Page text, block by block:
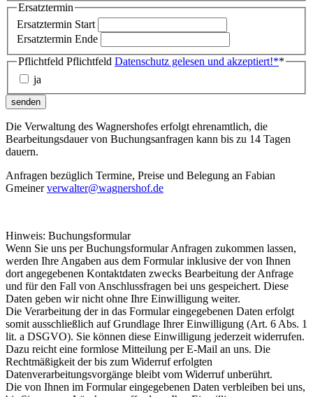
Ersatztermin
Ersatztermin Start
Ersatztermin Ende
Pflichtfeld Pflichtfeld Datenschutz gelesen und akzeptiert!**
ja
senden
Die Verwaltung des Wagnershofes erfolgt ehrenamtlich, die
Bearbeitungsdauer von Buchungsanfragen kann bis zu 14 Tagen
dauern.
Anfragen bezüglich Termine, Preise und Belegung an Fabian
Gmeinerverwalter@wagnershof.de
Hinweis: Buchungsformular
Wenn Sie uns per Buchungsformular Anfragen zukommen lassen,
werden Ihre Angaben aus dem Formular inklusive der von Ihnen
dort angegebenen Kontaktdaten zwecks Bearbeitung der Anfrage
und für den Fall von Anschlussfragen bei uns gespeichert. Diese
Daten geben wir nicht ohne Ihre Einwilligung weiter.
Die Verarbeitung der in das Formular eingegebenen Daten erfolgt
somit ausschließlich auf Grundlage Ihrer Einwilligung (Art. 6 Abs. 1
lit. a DSGVO). Sie können diese Einwilligung jederzeit widerrufen.
Dazu reicht eine formlose Mitteilung per E-Mail an uns. Die
Rechtmäßigkeit der bis zum Widerruf erfolgten
Datenverarbeitungsvorgänge bleibt vom Widerruf unberührt.
Die von Ihnen im Formular eingegebenen Daten verbleiben bei uns,